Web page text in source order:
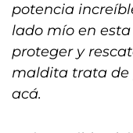
potencia
lado mío en
proteger y
maldita trata de
acá.